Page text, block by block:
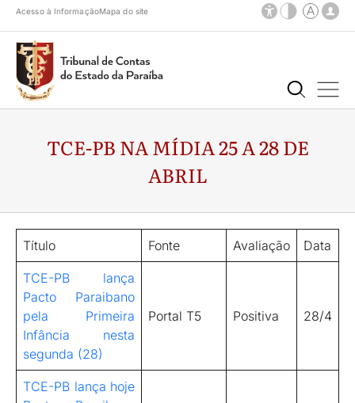
Acesso à InformaçãoMapa do site
TCE-PB NA MÍDIA 25 A 28 DE
ABRIL
Título Fonte Avaliação Data
TCE-PB lança
Pacto Paraibano
pela Primeira
Infância nesta
segunda (28)
Portal T5 Positiva 28/4
TCE-PB lança hoje